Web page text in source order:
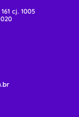
cj. 1005